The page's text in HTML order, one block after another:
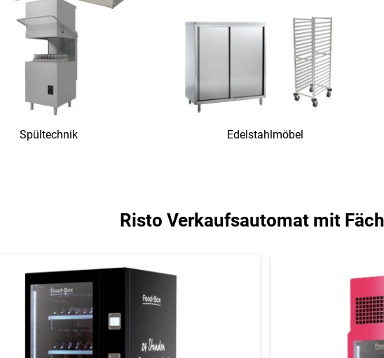
Spültechnik Edelstahlmöbel
Risto Verkaufsautomat mit